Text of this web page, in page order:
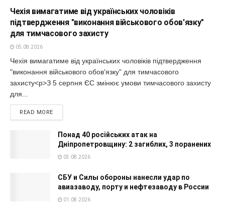
Чехія вимагатиме від українських чоловіків
підтвердження "виконання військового обов'язку"
для тимчасового захисту
05.08.2026
Чехія вимагатиме від українських чоловіків підтвердження
"виконання військового обов'язку" для тимчасового
захисту<p>З 5 серпня ЄС змінює умови тимчасового захисту
для...
READ MORE
Понад 40 російських атак на
Дніпропетровщину: 2 загиблих, 3 поранених
03.08.2026
СБУ и Силы обороны нанесли удар по
авиазаводу, порту и нефтезаводу в России
01.08.2026